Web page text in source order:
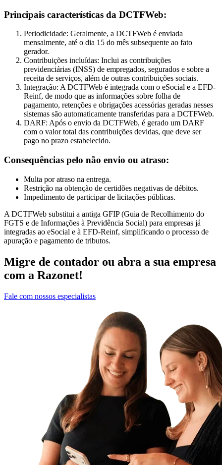
Principais características da DCTFWeb:
Periodicidade: Geralmente, a DCTFWeb é enviada
mensalmente, até o dia 15 do mês subsequente ao fato
gerador.
Contribuições incluídas: Inclui as contribuições
previdenciárias (INSS) de empregados, segurados e sobre a
receita de serviços, além de outras contribuições sociais.
Integração: A DCTFWeb é integrada com o eSocial e a EFD-
Reinf, de modo que as informações sobre folha de
pagamento, retenções e obrigações acessórias geradas nesses
sistemas são automaticamente transferidas para a DCTFWeb.
DARF: Após o envio da DCTFWeb, é gerado um DARF
com o valor total das contribuições devidas, que deve ser
pago no prazo estabelecido.
Consequências pelo não envio ou atraso:
Multa por atraso na entrega.
Restrição na obtenção de certidões negativas de débitos.
Impedimento de participar de licitações públicas.
A DCTFWeb substitui a antiga GFIP (Guia de Recolhimento do
FGTS e de Informações à Previdência Social) para empresas já
integradas ao eSocial e à EFD-Reinf, simplificando o processo de
apuração e pagamento de tributos.
Migre de contador ou abra a sua empresa
com a Razonet!
Fale com nossos especialistas